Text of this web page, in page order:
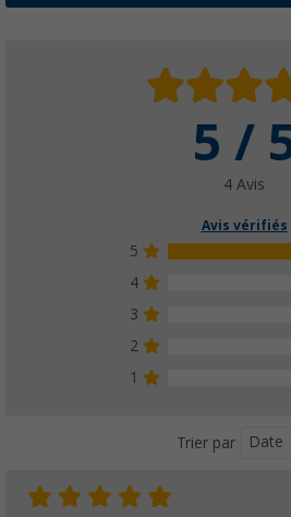
5 /
4 Avis
Avis vérifiés
5
4
3
2
1
Trier par Date